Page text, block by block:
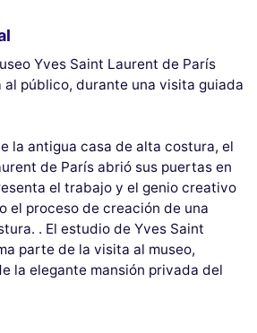
Yves Saint Laurent de París
público, durante una visita guiada
la antigua casa de alta costura, el
de París abrió sus puertas en
el trabajo y el genio creativo
el proceso de creación de una
. El estudio de Yves Saint
parte de la visita al museo,
la elegante mansión privada del